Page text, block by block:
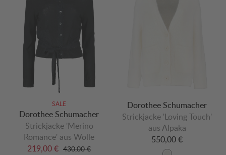
SALE
Dorothee Schumacher
Strickjacke 'Merino
Romance' aus Wolle
219,00 € 430,00 €
Dorothee Schumacher
Strickjacke 'Loving Touch'
aus Alpaka
550,00 €